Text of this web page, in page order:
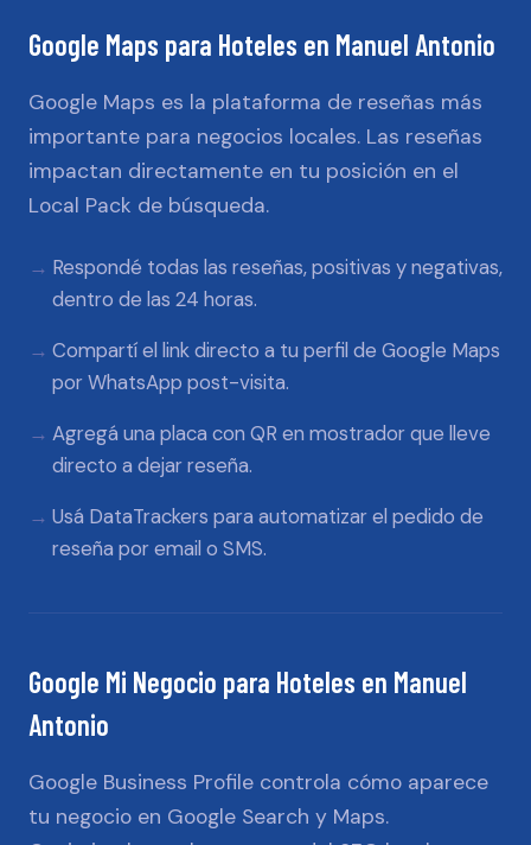
Google Maps para Hoteles en Manuel Antonio
Google Maps es la plataforma de reseñas más
importante para negocios locales. Las reseñas
impactan directamente en tu posición en el
Local Pack de búsqueda.
Respondé todas las reseñas, positivas y negativas,
dentro de las 24 horas.
Compartí el link directo a tu perfil de Google Maps
por WhatsApp post-visita.
Agregá una placa con QR en mostrador que lleve
directo a dejar reseña.
Usá DataTrackers para automatizar el pedido de
reseña por email o SMS.
Google Mi Negocio para Hoteles en Manuel
Antonio
Google Business Profile controla cómo aparece
tu negocio en Google Search y Maps.